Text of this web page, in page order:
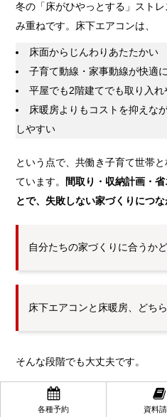

各種予約

資料
冬の「床がひやっとする」スト
み重ねです。床下エアコンは、
床面からじんわりあたたかい
子育て動線・家事動線が快適
平屋でも2階建てでも取り入れ
床暖房よりもコストを抑えな
しやすい
という点で、共働き子育て世帯
ています。
間取り・収納計画・
とで、失敗しない家づくりにつな
自分たちの家づくりに合うか
床下エアコンと床暖房、どち
そんな段階でも大丈夫です。
まずはLINEから、気軽に相談し
わいたらぜひ一度、
東広島展示